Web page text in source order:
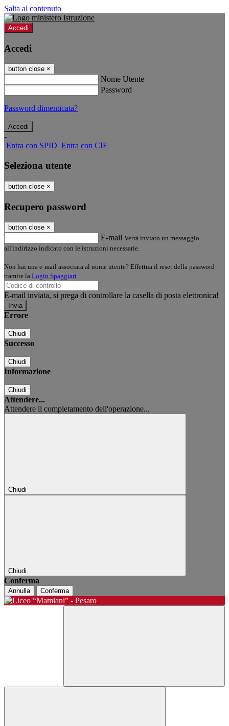
Salta al contenuto
Accedi
Accedi
button close ×
Nome Utente
Password
Password dimenticata?
-
Entra con SPID Entra con CIE
Seleziona utente
button close ×
Recupero password
button close ×
E-mail Verrà inviato un messaggio
all'indirizzo indicato con le istruzioni necessarie.
Non hai una e-mail associata al nome utente? Effettua il reset della password
tramite la Login Spaggiari
E-mail inviata, si prega di controllare la casella di posta elettronica!
Errore
Chiudi
Successo
Chiudi
Informazione
Chiudi
Attendere...
Attendere il completamento dell'operazione...
Chiudi
Chiudi
Conferma
Annulla Conferma